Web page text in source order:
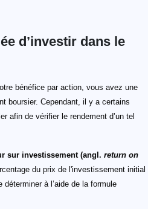
d’investir dans le
bénéfice par action, vous avez une
boursier. Cependant, il y a certains
afin de vérifier le rendement d’un tel
sur investissement (angl. return on
du prix de l'investissement initial
à l’aide de la formule